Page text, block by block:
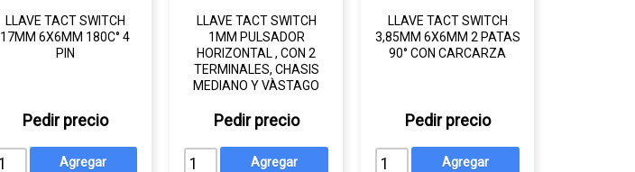
LLAVE TACT SWITCH
17MM 6X6MM 180C° 4
PIN
Pedir precio
LLAVE TACT SWITCH
1MM PULSADOR
HORIZONTAL , CON 2
TERMINALES, CHASIS
MEDIANO Y VÀSTAGO
Pedir precio
LLAVE TACT SWITCH
3,85MM 6X6MM 2 PATAS
90° CON CARCARZA
Pedir precio